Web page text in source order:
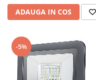
ADAUGA IN COS
-5%